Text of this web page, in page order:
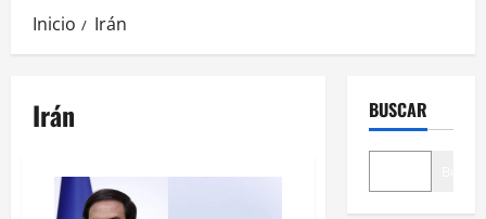
Inicio Irán
Irán BUSCAR